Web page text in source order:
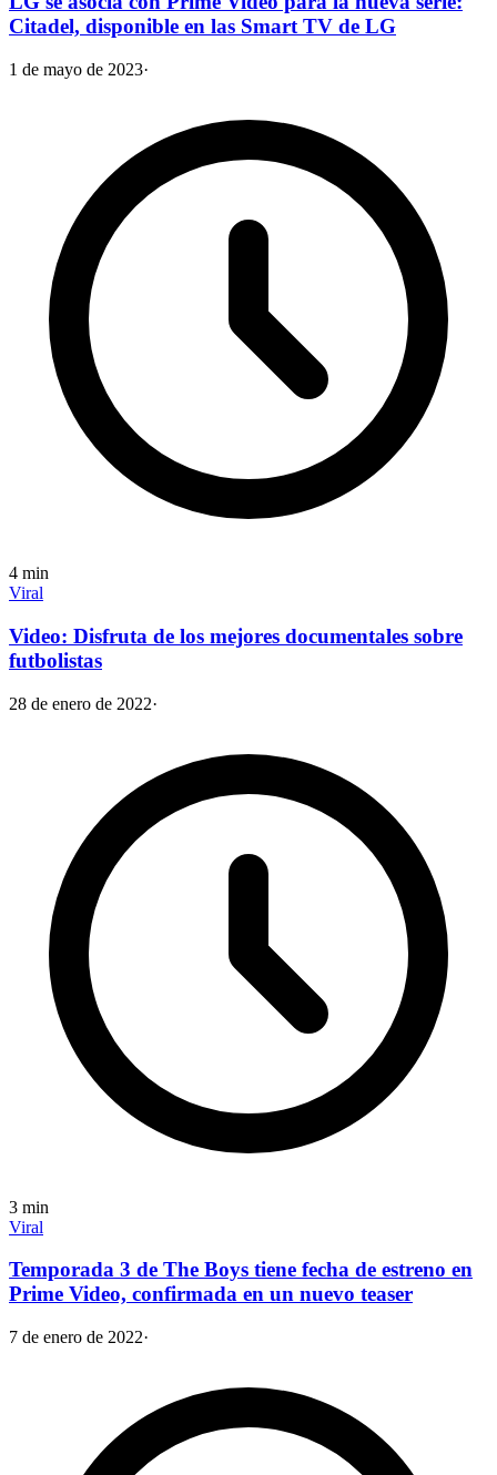
Citadel, disponible en las Smart TV de LG
1 de mayo de 2023·
4 min
Viral
Video: Disfruta de los mejores documentales sobre
futbolistas
28 de enero de 2022·
3 min
Viral
Temporada 3 de The Boys tiene fecha de estreno en
Prime Video, confirmada en un nuevo teaser
7 de enero de 2022·